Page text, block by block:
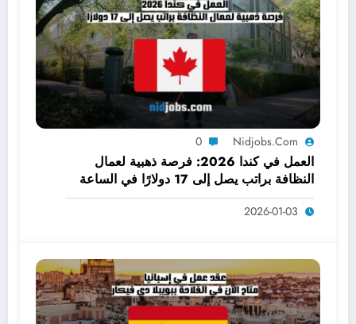
Nidjobs.com
0
العمل في كندا 2026: فرصة ذهبية لعمال
النظافة براتب يصل إلى 17 دولارًا في الساعة
2026-01-03